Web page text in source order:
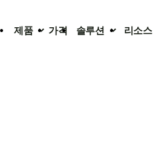
제품 가격 솔루션 리소스